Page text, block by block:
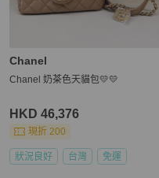
Chanel
Chanel 奶茶色天貓包💛💛
HKD 46,376
現折 200
狀況良好 台灣 免運